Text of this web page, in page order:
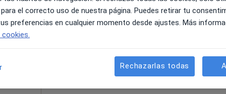
La reserva de cita online no está
el correcto uso de nuestra página. Puedes retirar tu
preferencias en cualquier momento desde ajustes. Más
Rechazarlas todas